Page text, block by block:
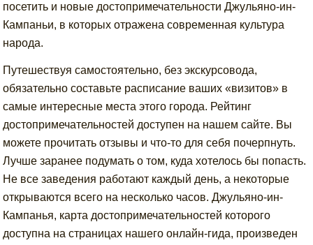
посетить и новые достопримечательности Джульяно-ин-
Кампаньи, в которых отражена современная культура
народа.
Путешествуя самостоятельно, без экскурсовода,
обязательно составьте расписание ваших «визитов» в
самые интересные места этого города. Рейтинг
достопримечательностей доступен на нашем сайте. Вы
можете прочитать отзывы и что-то для себя почерпнуть.
Лучше заранее подумать о том, куда хотелось бы попасть.
Не все заведения работают каждый день, а некоторые
открываются всего на несколько часов. Джульяно-ин-
Кампанья, карта достопримечательностей которого
доступна на страницах нашего онлайн-гида, произведен